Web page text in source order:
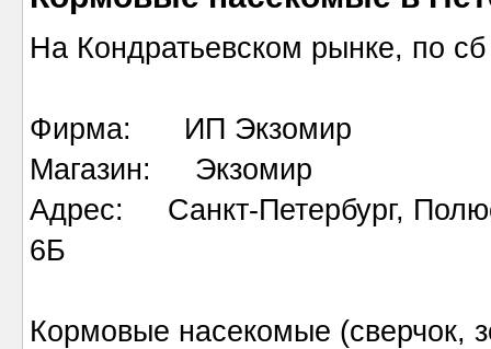
На Кондратьевском рынке, по
Фирма: ИП Экзомир
Магазин: Экзомир
Адрес: Санкт-Петербург,
6Б
Кормовые насекомые (сверчок,